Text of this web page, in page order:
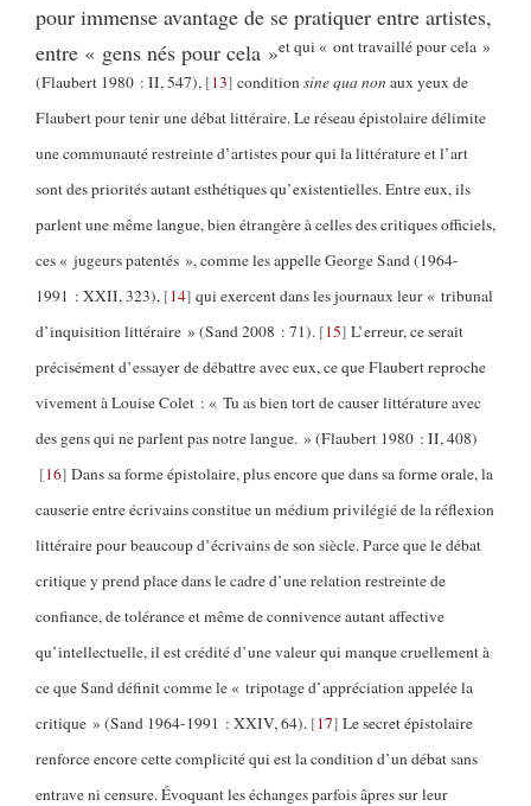
pour immense avantage de se pratiquer entre artistes,
entre « gens nés pour cela »et qui « ont travaillé pour cela »
(Flaubert 1980 : II, 547), 13 conditionsine qua nonaux yeux de
Flaubert pour tenir une débat littéraire. Le réseau épistolaire délimite
une communauté restreinte d’artistes pour qui la littérature et l’art
sont des priorités autant esthétiques qu’existentielles. Entre eux, ils
parlent une même langue, bien étrangère à celles des critiques officiels,
ces « jugeurs patentés », comme les appelle George Sand (1964-
1991 : XXII, 323), 14 qui exercent dans les journaux leur « tribunal
d’inquisition littéraire » (Sand 2008 : 71). 15 L’erreur, ce serait
précisément d’essayer de débattre avec eux, ce que Flaubert reproche
vivement à Louise Colet : « Tu as bien tort de causer littérature avec
des gens qui ne parlent pas notre langue. » (Flaubert 1980 : II, 408)
16 Dans sa forme épistolaire, plus encore que dans sa forme orale, la
causerie entre écrivains constitue un médium privilégié de la réflexion
littéraire pour beaucoup d’écrivains de son siècle. Parce que le débat
critique y prend place dans le cadre d’une relation restreinte de
confiance, de tolérance et même de connivence autant affective
qu’intellectuelle, il est crédité d’une valeur qui manque cruellement à
ce que Sand définit comme le « tripotage d’appréciation appelée la
critique » (Sand 1964-1991 : XXIV, 64). 17 Le secret épistolaire
renforce encore cette complicité qui est la condition d’un débat sans
entrave ni censure. Évoquant les échanges parfois âpres sur leur